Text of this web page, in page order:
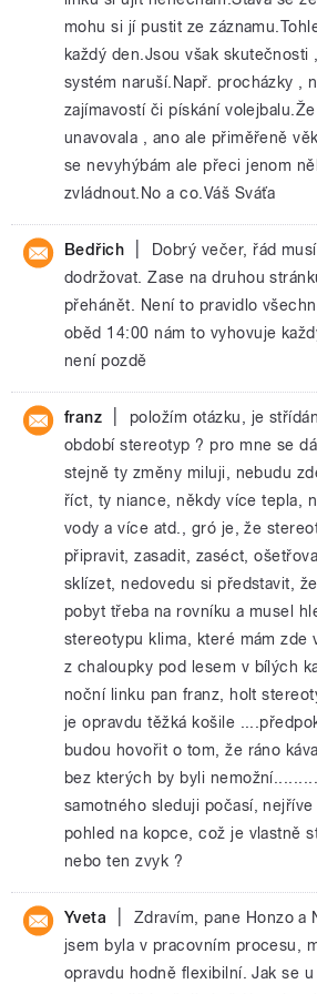
mohu si jí pustit ze
každý den.Jsou však skutečnosti
systém naruší.Např. procházky ,
zajímavostí či pískání
unavovala , ano ale přiměřeně
se nevyhýbám ale přeci jenom
zvládnout.No a co.Váš Sváťa
Bedřich
Dobrý večer, řád
dodržovat. Zase na druhou
přehánět. Není to pravidlo
oběd 14:00 nám to vyhovuje
není pozdě
franz
položím otázku, je
období stereotyp ? pro mne se
stejně ty změny miluji, nebudu
říct, ty niance, někdy více tepla,
vody a více atd., gró je, že
připravit, zasadit, zaséct,
sklízet, nedovedu si představit,
pobyt třeba na rovníku a musel
stereotypu klima, které mám zde
z chaloupky pod lesem v bílých
noční linku pan franz, holt
je opravdu těžká košile
budou hovořit o tom, že ráno
bez kterých by byli
samotného sleduji počasí, nejříve
pohled na kopce, což je vlastně
nebo ten zvyk ?
Yveta
Zdravím, pane Honzo a
jsem byla v pracovním procesu,
opravdu hodně flexibilní. Jak se